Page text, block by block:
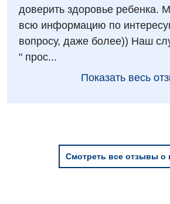
доверить здоровье ребенка.
всю информацию по
вопросу, даже более)) Наш
" прос...
Показать весь
Смотреть все отзывы о